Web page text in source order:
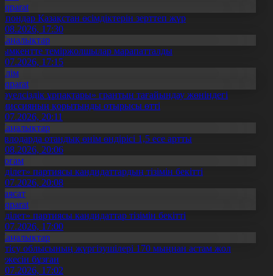
Қазақстан өсімдіктерін зерттеп жүр
17:30
теміржолшылар марапатталды
17:15
ұрпақтары» грантын тағайындау жөніндегі
қорытынды отырысы өтті
20:11
отандық өнім өндірісі 1,5 есе артты
20:06
партиясы кандидаттардың тізімін бекітті
20:08
партиясы кандидаттар тізімін бекітті
17:00
облысының жүргізушілері 170 мыңнан астам жол
бұзған
17:02